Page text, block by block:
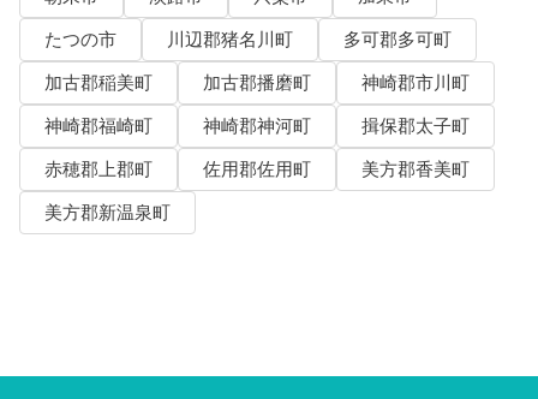
たつの市
川辺郡猪名川町
多可郡多可町
加古郡稲美町
加古郡播磨町
神崎郡市川町
神崎郡福崎町
神崎郡神河町
揖保郡太子町
赤穂郡上郡町
佐用郡佐用町
美方郡香美町
美方郡新温泉町